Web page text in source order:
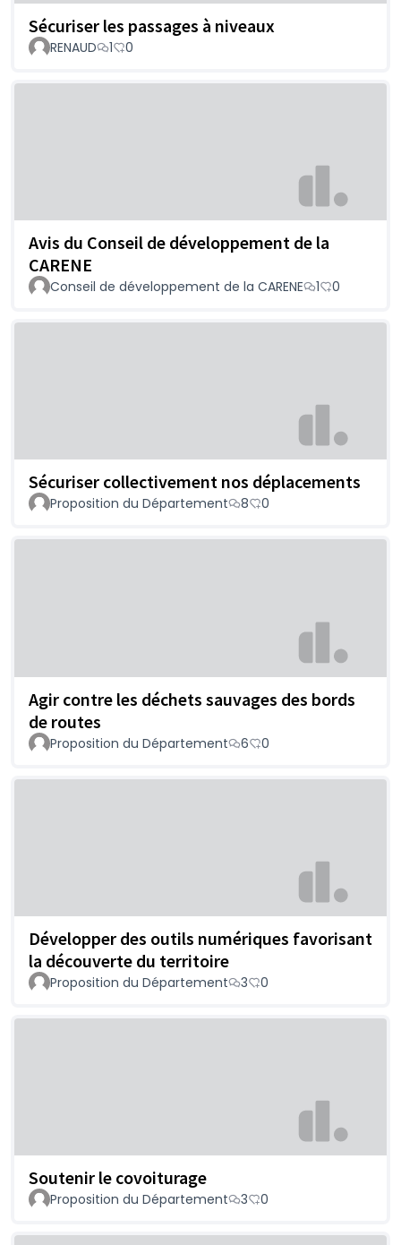
Sécuriser les passages à niveaux
RENAUD 1 0
Avis du Conseil de développement de la
CARENE
Conseil de développement de la CARENE 1 0
Sécuriser collectivement nos déplacements
Proposition du Département 8 0
Agir contre les déchets sauvages des bords
de routes
Proposition du Département 6 0
Développer des outils numériques favorisant
la découverte du territoire
Proposition du Département 3 0
Soutenir le covoiturage
Proposition du Département 3 0